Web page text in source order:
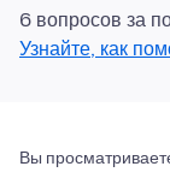
6 вопросов за
Узнайте, как
Вы